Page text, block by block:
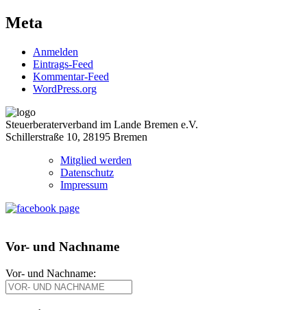
Meta
Anmelden
Eintrags-Feed
Kommentar-Feed
WordPress.org
Steuerberaterverband im Lande Bremen e.V.
Schillerstraße 10, 28195 Bremen
Mitglied werden
Datenschutz
Impressum
Vor- und Nachname
Vor- und Nachname: